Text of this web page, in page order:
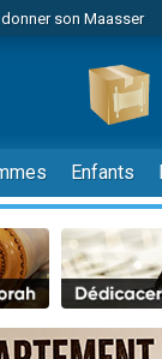
son Maasser
viennent de faire un
de nous
de demander
musiques dans
viennent de faire
pour étudier en
de nous
de nous
Enfants